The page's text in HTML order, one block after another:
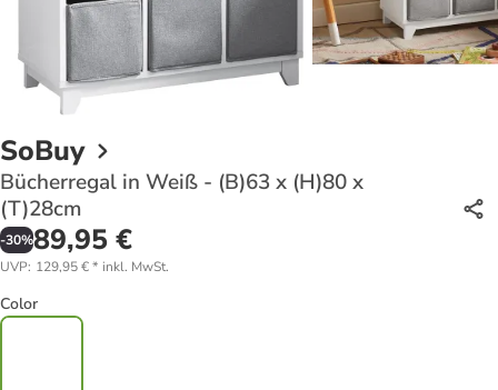
SoBuy
Bücherregal in Weiß - (B)63 x (H)80 x
(T)28cm
-30%89,95 €
UVP: 129,95 €* inkl. MwSt.
Color